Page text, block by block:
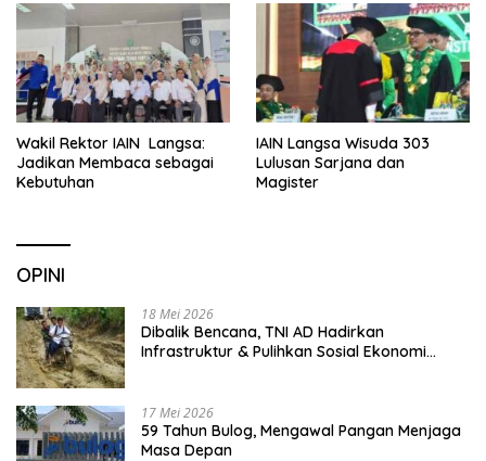
Wakil Rektor IAIN Langsa:
Jadikan Membaca sebagai
Kebutuhan
IAIN Langsa Wisuda 303
Lulusan Sarjana dan
Magister
OPINI
18 Mei 2026
Dibalik Bencana, TNI AD Hadirkan
Infrastruktur & Pulihkan Sosial Ekonomi
17 Mei 2026
59 Tahun Bulog, Mengawal Pangan Menjaga
Masa Depan